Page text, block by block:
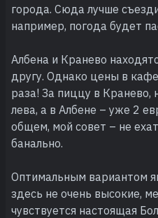
города. Сюда лучше
например, погода будет
Албена и Кранево
другу. Однако цены в
раза! За пиццу в
лева, а в Албене – уже 2
общем, мой совет – не
банально.
Оптимальным вариантом
здесь не очень высокие,
чувствуется настоящая